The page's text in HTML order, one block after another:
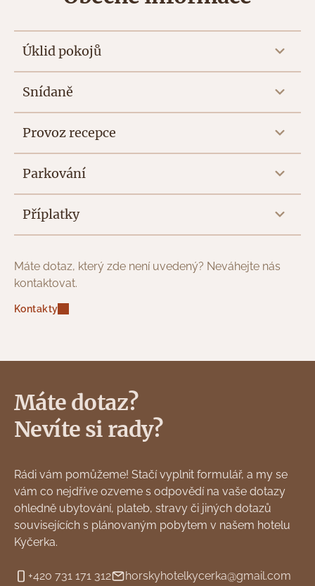
Úklid pokojů
Snídaně
Provoz recepce
Parkování
Příplatky
Máte dotaz, který zde není uvedený? Neváhejte nás
kontaktovat.
Kontakty
Máte dotaz?
Nevíte si rady?
Rádi vám pomůžeme! Stačí vyplnit formulář, a my se
vám co nejdříve ozveme s odpovědí na vaše dotazy
ohledně ubytování, plateb, stravy či jiných dotazů
souvisejících s plánovaným pobytem v našem hotelu
Kyčerka.
+420 731 171 312 horskyhotelkycerka@gmail.com